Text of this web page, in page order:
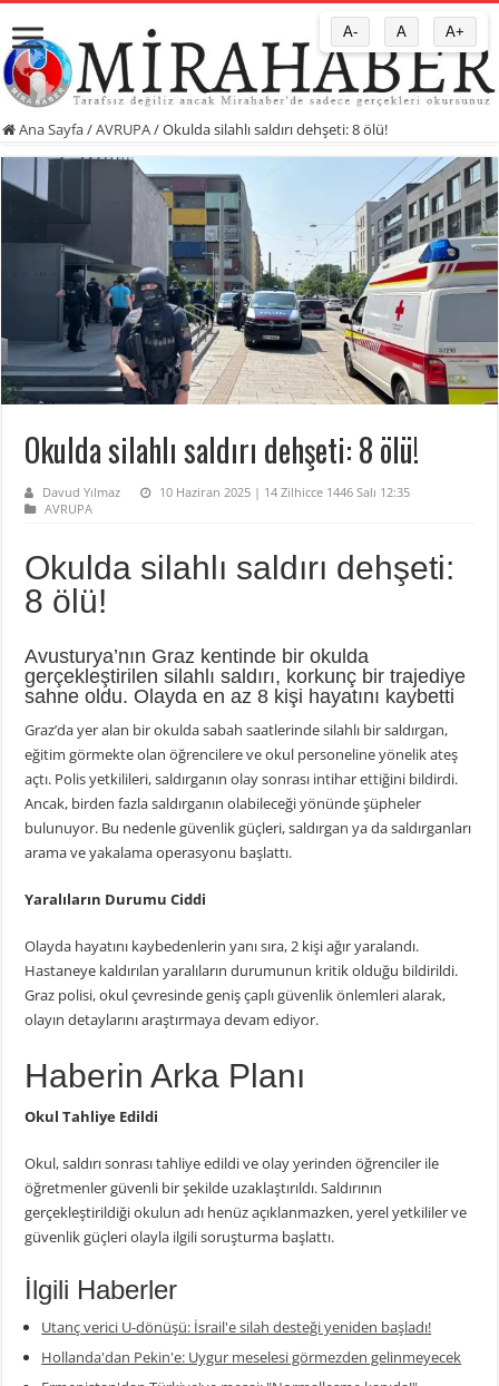
Ana Sayfa/AVRUPA/Okulda silahlı saldırı dehşeti: 8 ölü!
Okulda silahlı saldırı dehşeti: 8 ölü!
Davud Yılmaz
10 Haziran 2025 | 14 Zilhicce 1446 Salı 12:35
AVRUPA
Okulda silahlı saldırı dehşeti:
8 ölü!
Avusturya’nın Graz kentinde bir okulda
gerçekleştirilen silahlı saldırı, korkunç bir trajediye
sahne oldu. Olayda en az 8 kişi hayatını kaybetti
Graz’da yer alan bir okulda sabah saatlerinde silahlı bir saldırgan,
eğitim görmekte olan öğrencilere ve okul personeline yönelik ateş
açtı. Polis yetkilileri, saldırganın olay sonrası intihar ettiğini bildirdi.
Ancak, birden fazla saldırganın olabileceği yönünde şüpheler
bulunuyor. Bu nedenle güvenlik güçleri, saldırgan ya da saldırganları
arama ve yakalama operasyonu başlattı.
Yaralıların Durumu Ciddi
Olayda hayatını kaybedenlerin yanı sıra, 2 kişi ağır yaralandı.
Hastaneye kaldırılan yaralıların durumunun kritik olduğu bildirildi.
Graz polisi, okul çevresinde geniş çaplı güvenlik önlemleri alarak,
olayın detaylarını araştırmaya devam ediyor.
Haberin Arka Planı
Okul Tahliye Edildi
Okul, saldırı sonrası tahliye edildi ve olay yerinden öğrenciler ile
öğretmenler güvenli bir şekilde uzaklaştırıldı. Saldırının
gerçekleştirildiği okulun adı henüz açıklanmazken, yerel yetkililer ve
güvenlik güçleri olayla ilgili soruşturma başlattı.
İlgili Haberler
Utanç verici U-dönüşü: İsrail'e silah desteği yeniden başladı!
Hollanda'dan Pekin'e: Uygur meselesi görmezden gelinmeyecek
A- A A+